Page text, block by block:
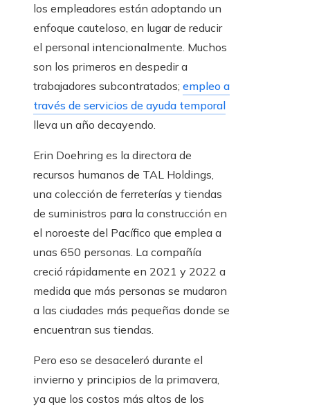
los empleadores están adoptando un
enfoque cauteloso, en lugar de reducir
el personal intencionalmente. Muchos
son los primeros en despedir a
trabajadores subcontratados; empleo a
través de servicios de ayuda temporal
lleva un año decayendo.
Erin Doehring es la directora de
recursos humanos de TAL Holdings,
una colección de ferreterías y tiendas
de suministros para la construcción en
el noroeste del Pacífico que emplea a
unas 650 personas. La compañía
creció rápidamente en 2021 y 2022 a
medida que más personas se mudaron
a las ciudades más pequeñas donde se
encuentran sus tiendas.
Pero eso se desaceleró durante el
invierno y principios de la primavera,
ya que los costos más altos de los